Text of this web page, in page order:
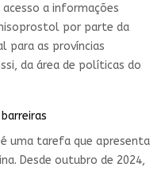
a informações
por parte da
para as províncias
da área de políticas do
uma tarefa que apresenta
Desde outubro de 2024,